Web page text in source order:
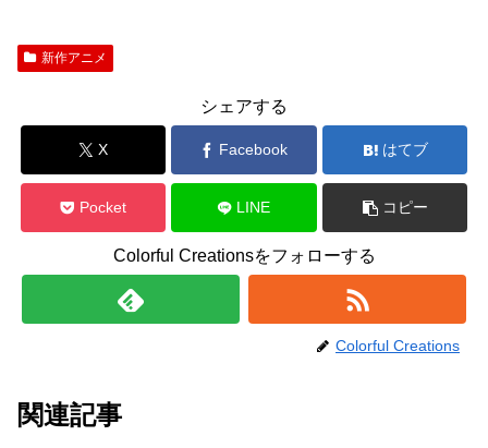
新作アニメ
シェアする
X Facebook はてブ
Pocket LINE コピー
Colorful Creationsをフォローする
Colorful Creations
関連記事